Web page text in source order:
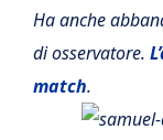
Ha anche
di osservatore.
match.